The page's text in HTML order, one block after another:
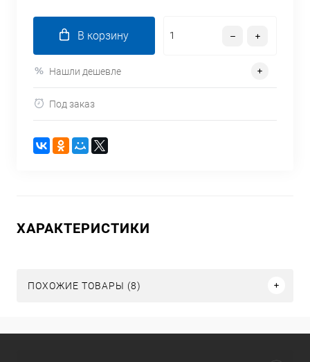
В корзину
Нашли дешевле
Под заказ
ХАРАКТЕРИСТИКИ
ПОХОЖИЕ ТОВАРЫ (8)